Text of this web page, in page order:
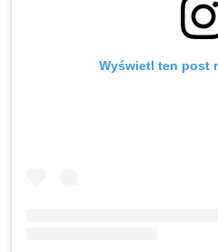
Wyświetl ten post